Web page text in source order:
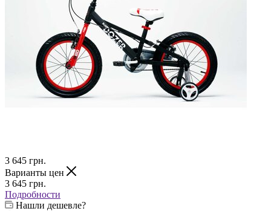
3 645 грн.
Варианты цен
3 645 грн.
Подробности
Нашли дешевле?